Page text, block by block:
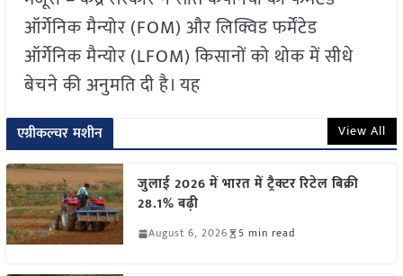
ऑर्गेनिक मैन्योर (FOM) और लिक्विड फर्मेंटेड
ऑर्गेनिक मैन्योर (LFOM) किसानों को थोक में सीधे
बेचने की अनुमति दी है। यह
एग्रीकल्चर मशीन View All
जुलाई 2026 में भारत में ट्रैक्टर रिटेल बिक्री
28.1% बढ़ी
August 6, 2026 5 min read